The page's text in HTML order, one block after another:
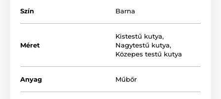
XS: 24-30cm x 15mm x 5mm
M: 36-44cm x 20mm x 6mm
Szín Barna
Méret
Kistestű kutya,
Nagytestű kutya,
Közepes testű kutya
Anyag Műbőr